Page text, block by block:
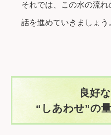
それでは、この水の流
話を進めていきましょう
良好
“しあわせ”の